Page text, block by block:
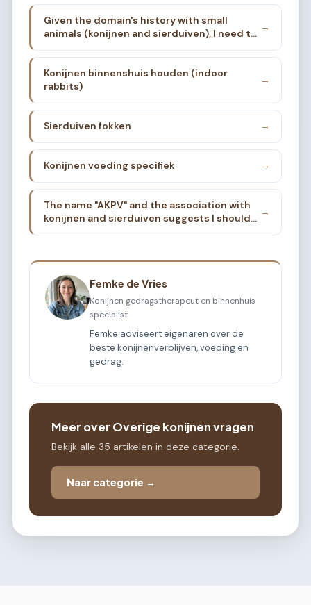
Kleindieren Vereniging AKPV in Hendrik-
Ido-Ambacht, focused on rabbits and
ornamental pigeons. Now I need to choose a
articles.
Given the domain's history with small
animals (konijnen and sierduiven), I need to
→
Konijnen binnenshuis houden (indoor
rabbits)
→
Sierduiven fokken →
Konijnen voeding specifiek →
The name "AKPV" and the association with
konijnen and sierduiven suggests I should
→
Femke de Vries
Konijnen gedragstherapeut en binnenhuis
specialist
Femke adviseert eigenaren over de
beste konijnenverblijven, voeding en
gedrag.
Meer over Overige konijnen vragen
Bekijk alle 35 artikelen in deze categorie.
Naar categorie →